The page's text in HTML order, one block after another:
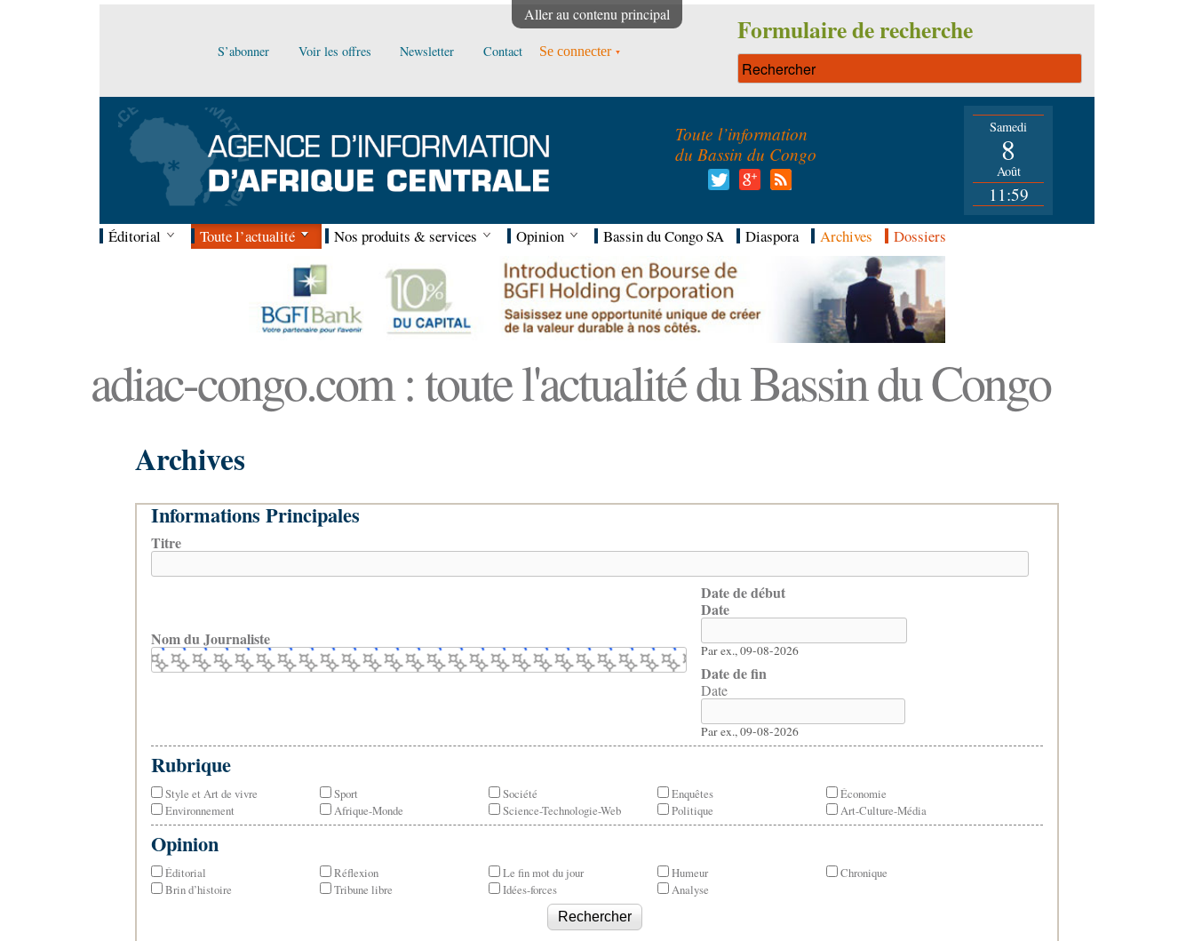
Aller au contenu principal
S’abonner Voir les offres Newsletter Contact Se connecter
Formulaire de recherche
Toute l’information
du Bassin du Congo
Samedi
8
Août
11:59
Éditorial Toute l’actualité Nos produits & services Opinion Bassin du Congo SA Diaspora Archives Dossiers
adiac-congo.com : toute l'actualité du Bassin du Congo
Archives
Informations Principales
Titre
Nom du Journaliste
Date de début
Date
Par ex., 09-08-2026
Date de fin
Date
Par ex., 09-08-2026
Rubrique
Style et Art de vivre Sport Société Enquêtes
Économie
Environnement
Afrique-Monde Science-Technologie-Web Politique Art-Culture-Média
Opinion
Éditorial Réflexion Le fin mot du jour Humeur
Chronique
Brin d’histoire
Tribune libre Idées-forces Analyse